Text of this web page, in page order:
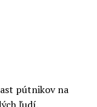
pútnikov na
ľudí,